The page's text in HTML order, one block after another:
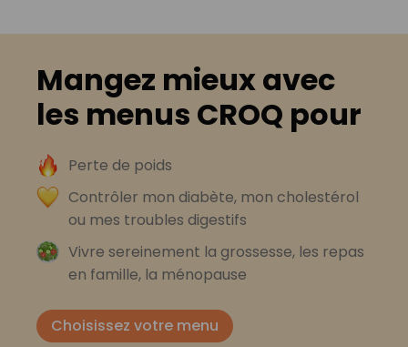
Mangez mieux avec
les menus CROQ pour
Perte de poids
Contrôler mon diabète, mon cholestérol
ou mes troubles digestifs
Vivre sereinement la grossesse, les repas
en famille, la ménopause
Choisissez votre menu